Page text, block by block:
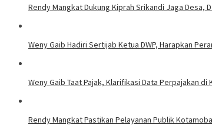
Rendy Mangkat Dukung Kiprah Srikandi Jaga Desa,
Weny Gaib Hadiri Sertijab Ketua DWP, Harapkan
Weny Gaib Taat Pajak, Klarifikasi Data Perpajakan di
Rendy Mangkat Pastikan Pelayanan Publik